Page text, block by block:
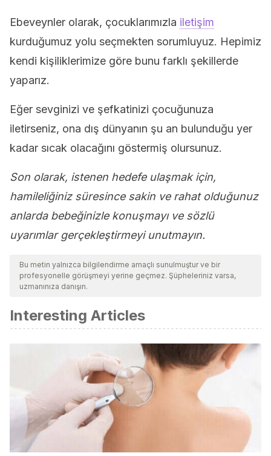
Ebeveynler olarak, çocuklarımızla iletişim
kurduğumuz yolu seçmekten sorumluyuz. Hepimiz
kendi kişiliklerimize göre bunu farklı şekillerde
yaparız.
Eğer sevginizi ve şefkatinizi çocuğunuza
iletirseniz, ona dış dünyanın şu an bulunduğu yer
kadar sıcak olacağını göstermiş olursunuz.
Son olarak, istenen hedefe ulaşmak için,
hamileliğiniz süresince sakin ve rahat olduğunuz
anlarda bebeğinizle konuşmayı ve sözlü
uyarımlar gerçekleştirmeyi unutmayın.
Bu metin yalnızca bilgilendirme amaçlı sunulmuştur ve bir
profesyonelle görüşmeyi yerine geçmez. Şüpheleriniz varsa,
uzmanınıza danışın.
Interesting Articles